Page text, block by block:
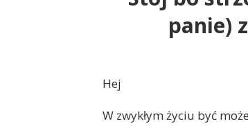
panie)
Hej
W zwykłym życiu być